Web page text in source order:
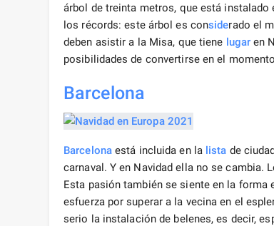
árbol de treinta metros, que está
los récords: este árbol es considerado el
deben asistir a la Misa, que tiene lugar en
posibilidades de convertirse en el
Barcelona
Barcelonaestá incluida en la lista de
carnaval. Y en Navidad ella no se cambia.
Esta pasión también se siente en la forma
esfuerza por superar a la vecina en el
serio la instalación de belenes, es decir,